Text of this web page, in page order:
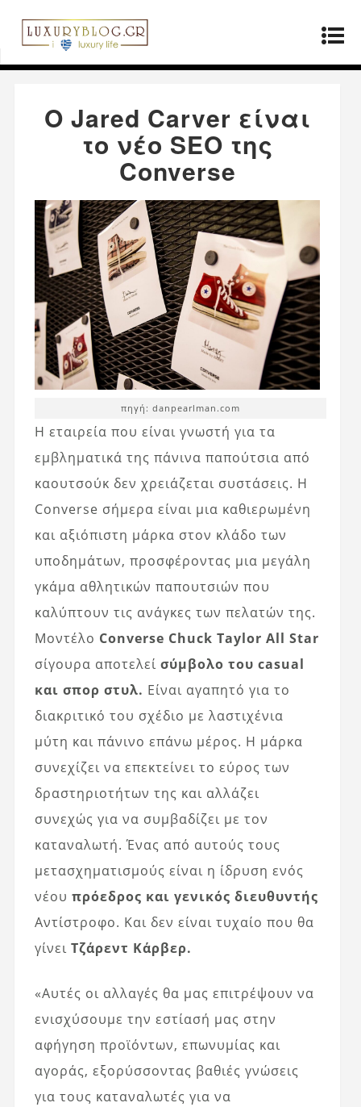
Αρχική σελίδα»Μόδα
Ο Jared Carver είναι το
νέο SEO της Converse
Ο Jared Carver είναι
το νέο SEO της
Converse
πηγή: danpearlman.com
Η εταιρεία που είναι γνωστή για τα
εμβληματικά της πάνινα παπούτσια από
καουτσούκ δεν χρειάζεται συστάσεις. Η
Converse σήμερα είναι μια καθιερωμένη
και αξιόπιστη μάρκα στον κλάδο των
υποδημάτων, προσφέροντας μια μεγάλη
γκάμα αθλητικών παπουτσιών που
καλύπτουν τις ανάγκες των πελατών της.
Μοντέλο Converse Chuck Taylor All Star
σίγουρα αποτελεί σύμβολο του casual
και σπορ στυλ. Είναι αγαπητό για το
διακριτικό του σχέδιο με λαστιχένια
μύτη και πάνινο επάνω μέρος. Η μάρκα
συνεχίζει να επεκτείνει το εύρος των
δραστηριοτήτων της και αλλάζει
συνεχώς για να συμβαδίζει με τον
καταναλωτή. Ένας από αυτούς τους
μετασχηματισμούς είναι η ίδρυση ενός
νέου πρόεδρος και γενικός διευθυντής
Αντίστροφο. Και δεν είναι τυχαίο που θα
γίνει Τζάρεντ Κάρβερ.
«Αυτές οι αλλαγές θα μας επιτρέψουν να
ενισχύσουμε την εστίασή μας στην
αφήγηση προϊόντων, επωνυμίας και
αγοράς, εξορύσσοντας βαθιές γνώσεις
για τους καταναλωτές για να